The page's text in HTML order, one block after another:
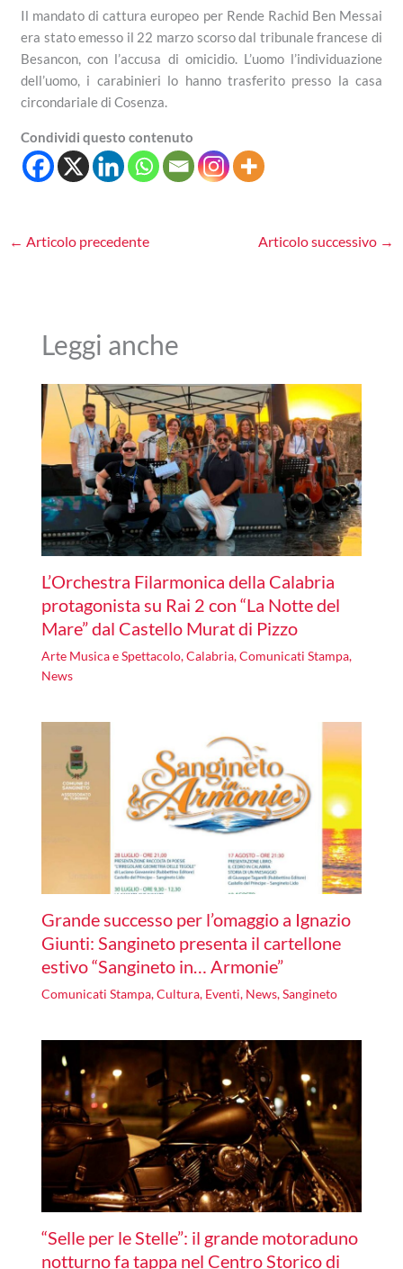
Il mandato di cattura europeo per Rende Rachid Ben Messai
era stato emesso il 22 marzo scorso dal tribunale francese di
Besancon, con l’accusa di omicidio. L’uomo l’individuazione
dell’uomo, i carabinieri lo hanno trasferito presso la casa
circondariale di Cosenza.
Condividi questo contenuto
← Articolo precedente Articolo successivo →
Leggi anche
L’Orchestra Filarmonica della Calabria
protagonista su Rai 2 con “La Notte del
Mare” dal Castello Murat di Pizzo
Arte Musica e Spettacolo,Calabria,Comunicati Stampa,
News
Grande successo per l’omaggio a Ignazio
Giunti: Sangineto presenta il cartellone
estivo “Sangineto in… Armonie”
Comunicati Stampa,Cultura, Eventi, News,Sangineto
“Selle per le Stelle”: il grande motoraduno
notturno fa tappa nel Centro Storico di